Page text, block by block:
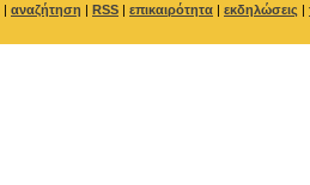
| αναζήτηση | RSS | επικαιρότητα | εκδηλώσεις |